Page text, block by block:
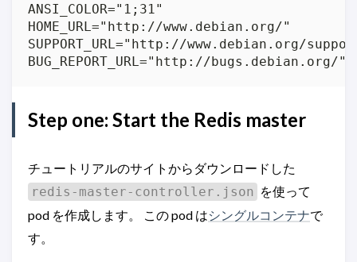
ANSI_COLOR="1;31"
HOME_URL="http://www.debian.org/"
SUPPORT_URL="http://www.debian.org/
BUG_REPORT_URL="http://bugs.debian.org/"
Step one: Start the Redis master
チュートリアルのサイトからダウンロードした
redis-master-controller.json を使って
pod を作成します。 この pod はシングルコンテナで
す。